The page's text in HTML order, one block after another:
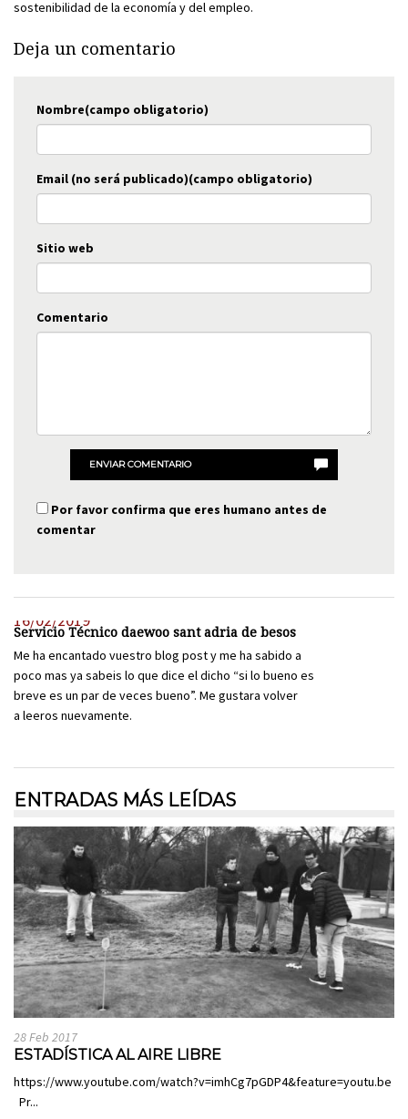
sostenibilidad de la economía y del empleo.
Deja un comentario
Nombre(campo obligatorio)
Email (no será publicado)(campo obligatorio)
Sitio web
Comentario
ENVIAR COMENTARIO
Por favor confirma que eres humano antes de
comentar
16/02/2019
Servicio Técnico daewoo sant adria de besos
Me ha encantado vuestro blog post y me ha sabido a
poco mas ya sabeis lo que dice el dicho “si lo bueno es
breve es un par de veces bueno”. Me gustara volver
a leeros nuevamente.
ENTRADAS MÁS LEÍDAS
28 Feb 2017
ESTADÍSTICA AL AIRE LIBRE
https://www.youtube.com/watch?v=imhCg7pGDP4&feature=youtu.be
Pr...